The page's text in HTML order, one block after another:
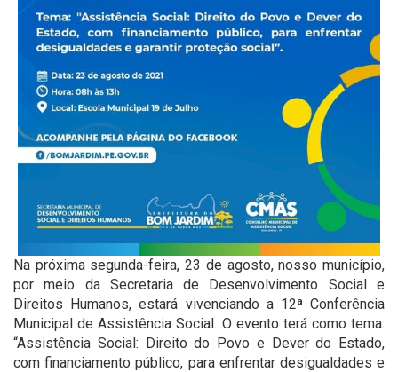
Na próxima segunda-feira, 23 de agosto, nosso município,
por meio da Secretaria de Desenvolvimento Social e
Direitos Humanos, estará vivenciando a 12ª Conferência
Municipal de Assistência Social. O evento terá como tema:
“Assistência Social: Direito do Povo e Dever do Estado,
com financiamento público, para enfrentar desigualdades e